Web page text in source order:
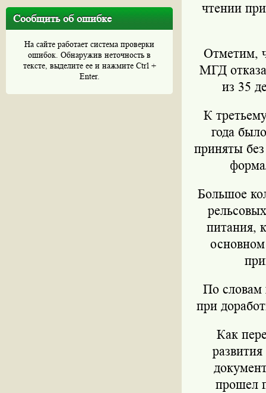
Сообщить об ошибке
На сайте работает система проверки
ошибок. Обнаружив неточность в
тексте, выделите ее и нажмите Ctrl +
Enter.
чтении
Отметим,
МГД
из 35
К
года
приняты
Большое
питания,
По словам
при
Как
прошел